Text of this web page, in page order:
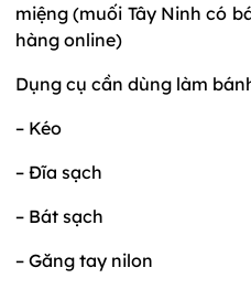
miệng (muối Tây Ninh có
hàng online)
Dụng cụ cần dùng làm
– Kéo
– Đĩa sạch
– Bát sạch
– Găng tay nilon